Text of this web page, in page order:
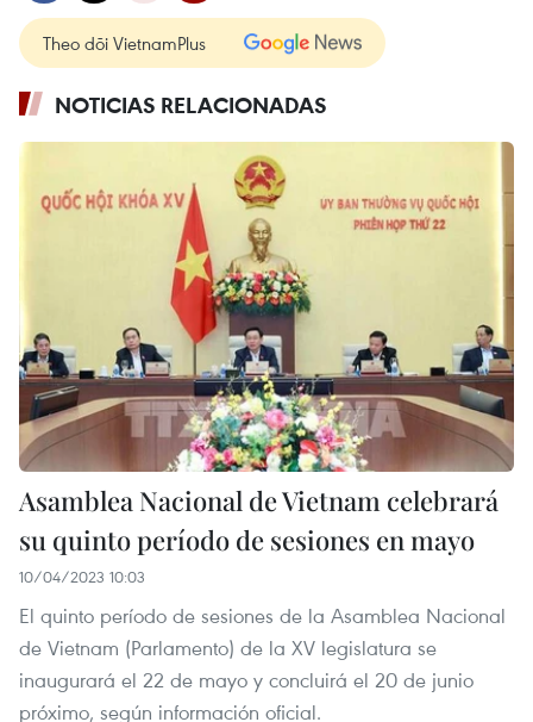
Theo dõi VietnamPlus
NOTICIAS RELACIONADAS
Asamblea Nacional de Vietnam celebrará
su quinto período de sesiones en mayo
10/04/2023 10:03
El quinto período de sesiones de la Asamblea Nacional
de Vietnam (Parlamento) de la XV legislatura se
inaugurará el 22 de mayo y concluirá el 20 de junio
próximo, según información oficial.